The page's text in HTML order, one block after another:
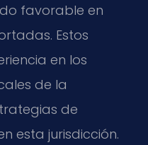
favorable en
Estos
en los
de la
de
esta jurisdicción.